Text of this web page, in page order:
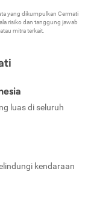
yang dikumpulkan Cermati
risiko dan tanggung jawab
mitra terkait.
luas di seluruh
kendaraan